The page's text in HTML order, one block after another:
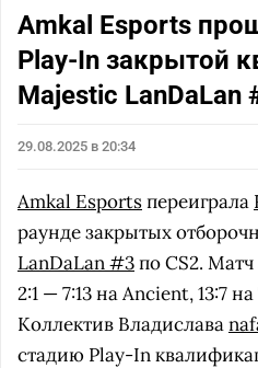
Amkal Esports
Play-In закрытой
Majestic LanDaLan
29.08.2025 в 20:34
Amkal Esportsпереиграла
раунде закрытых
LanDaLan #3по CS2.
2:1 — 7:13 на Ancient, 13:7
Коллектив Владислава
стадию Play-In